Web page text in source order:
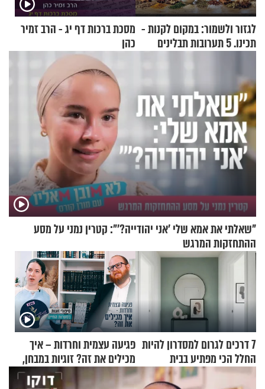
לגזור ולשמור: במקום לקנות -
תכינו. 5 תערובות תבלינים
מסכת ברכות דף יג - הרב זמיר
כהן
"שאלתי את אמא שלי 'אני יהודייה?'": קטרין נמני על מסע
ההתחזקות המרגש
7 דרכים לגרום למסדרון להיות
החלל הכי מפתיע בבית
פגיעה עצמית וחרדות – איך
מכילים את זה? זוגיות במבחן,
הפעם עם יהודית ואלתר כהן